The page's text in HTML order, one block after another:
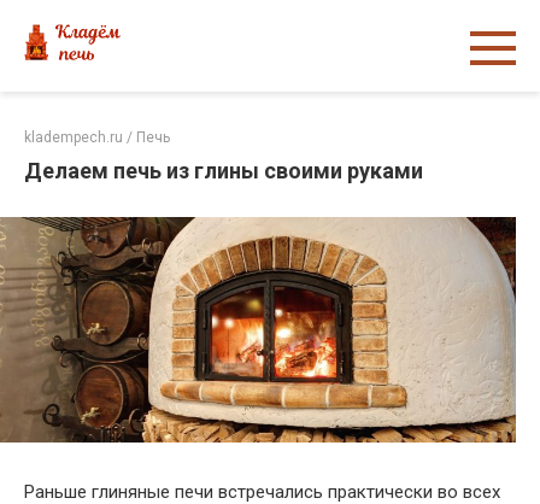
контенту
kladempech.ru / Печь
Делаем печь из глины своими руками
Раньше глиняные печи встречались практически во всех